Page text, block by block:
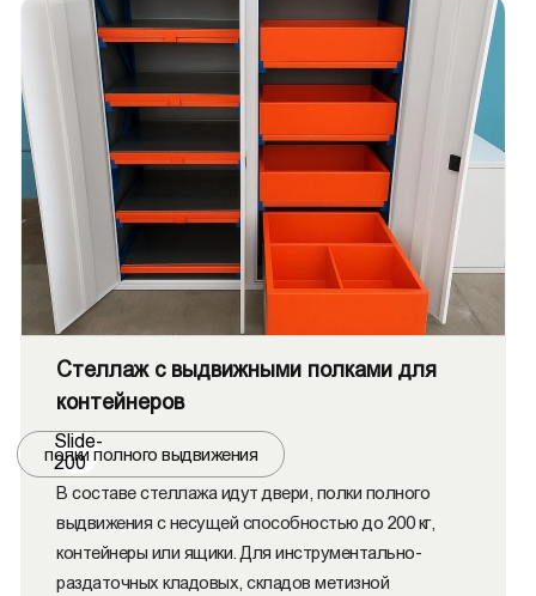
Стеллаж с выдвижными полками для
контейнеров
Slide-
200
полки полного выдвижения
В составе стеллажа идут двери, полки полного
выдвижения с несущей способностью до 200 кг,
контейнеры или ящики. Для инструментально-
раздаточных кладовых, складов метизной